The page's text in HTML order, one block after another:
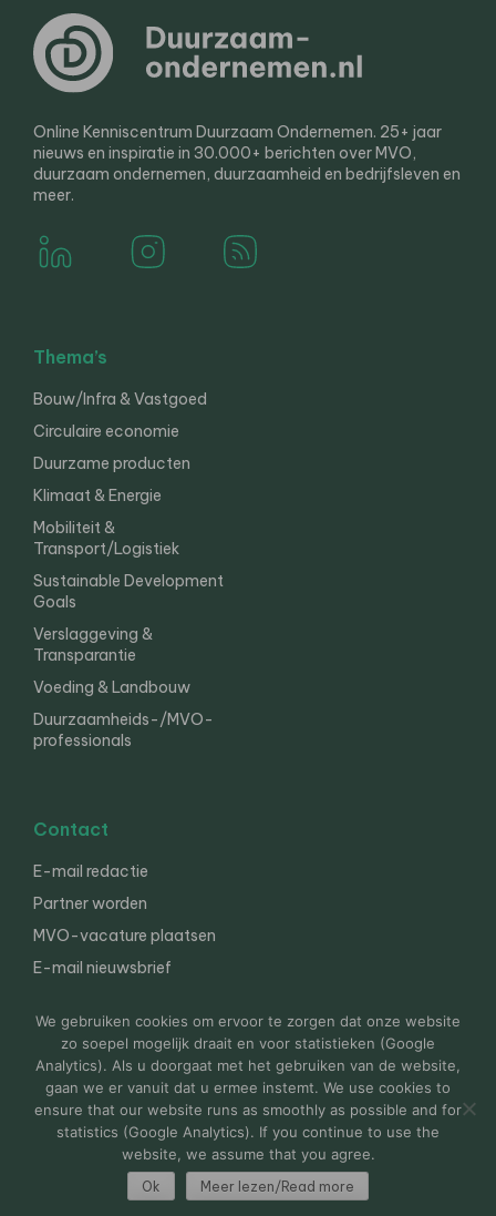
Online Kenniscentrum Duurzaam Ondernemen. 25+ jaar
nieuws en inspiratie in 30.000+ berichten over MVO,
duurzaam ondernemen, duurzaamheid en bedrijfsleven en
meer.
Thema’s
Bouw/Infra & Vastgoed
Circulaire economie
Duurzame producten
Klimaat & Energie
Mobiliteit &
Transport/Logistiek
Sustainable Development
Goals
Verslaggeving &
Transparantie
Voeding & Landbouw
Duurzaamheids-/MVO-
professionals
Contact
E-mail redactie
Partner worden
MVO-vacature plaatsen
E-mail nieuwsbrief
© 2000-2026 Van der Molen EIS Colofon
Disclaimer
Privacy
We gebruiken cookies om ervoor te zorgen dat onze website
zo soepel mogelijk draait en voor statistieken (Google
Analytics). Als u doorgaat met het gebruiken van de website,
gaan we er vanuit dat u ermee instemt. We use cookies to
ensure that our website runs as smoothly as possible and for
statistics (Google Analytics). If you continue to use the
website, we assume that you agree.
Ok Meer lezen/Read more